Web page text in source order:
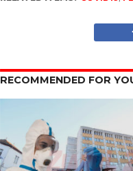
RECOMMENDED FOR